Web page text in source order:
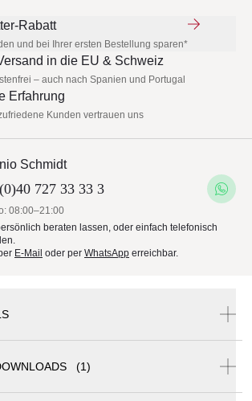
Rabatt
und bei Ihrer ersten Bestellung sparen*
in die EU & Schweiz
– auch nach Spanien und Portugal
Erfahrung
Kunden vertrauen uns
Schmidt
727 33 33 3
08:00–21:00
beraten lassen, oder einfach telefonisch
E-Mail oder per WhatsApp erreichbar.
(1)